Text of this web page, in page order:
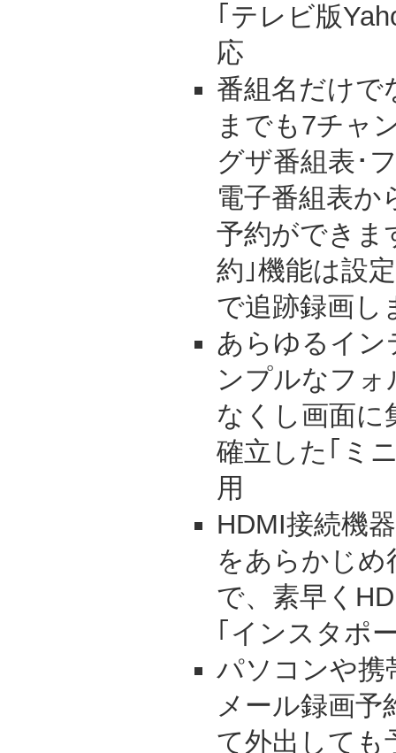
｢テレビ版
応
番組名だけで
までも7チャ
グザ番組表･
電子番組表か
予約ができま
約｣機能は設
で追跡録画し
あらゆるイン
ンプルなフ
なくし画面に
確立した｢ミ
用
HDMI接続機
をあらかじ
で、素早く
｢インスタポ
パソコンや携
メール録画予
て外出しても